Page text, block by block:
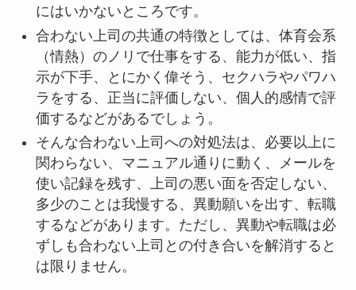
にはいかないところです。
合わない上司の共通の特徴としては、体育会系
（情熱）のノリで仕事をする、能力が低い、指
示が下手、とにかく偉そう、セクハラやパワハ
ラをする、正当に評価しない、個人的感情で評
価するなどがあるでしょう。
そんな合わない上司への対処法は、必要以上に
関わらない、マニュアル通りに動く、メールを
使い記録を残す、上司の悪い面を否定しない、
多少のことは我慢する、異動願いを出す、転職
するなどがあります。ただし、異動や転職は必
ずしも合わない上司との付き合いを解消すると
は限りません。